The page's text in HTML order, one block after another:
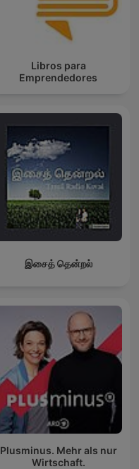
Libros para
Emprendedores
இசைத் தென்றல்
Plusminus. Mehr als nur
Wirtschaft.